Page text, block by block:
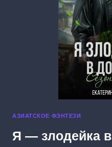
АЗИАТСКОЕ ФЭНТЕЗИ
Я — злодейка